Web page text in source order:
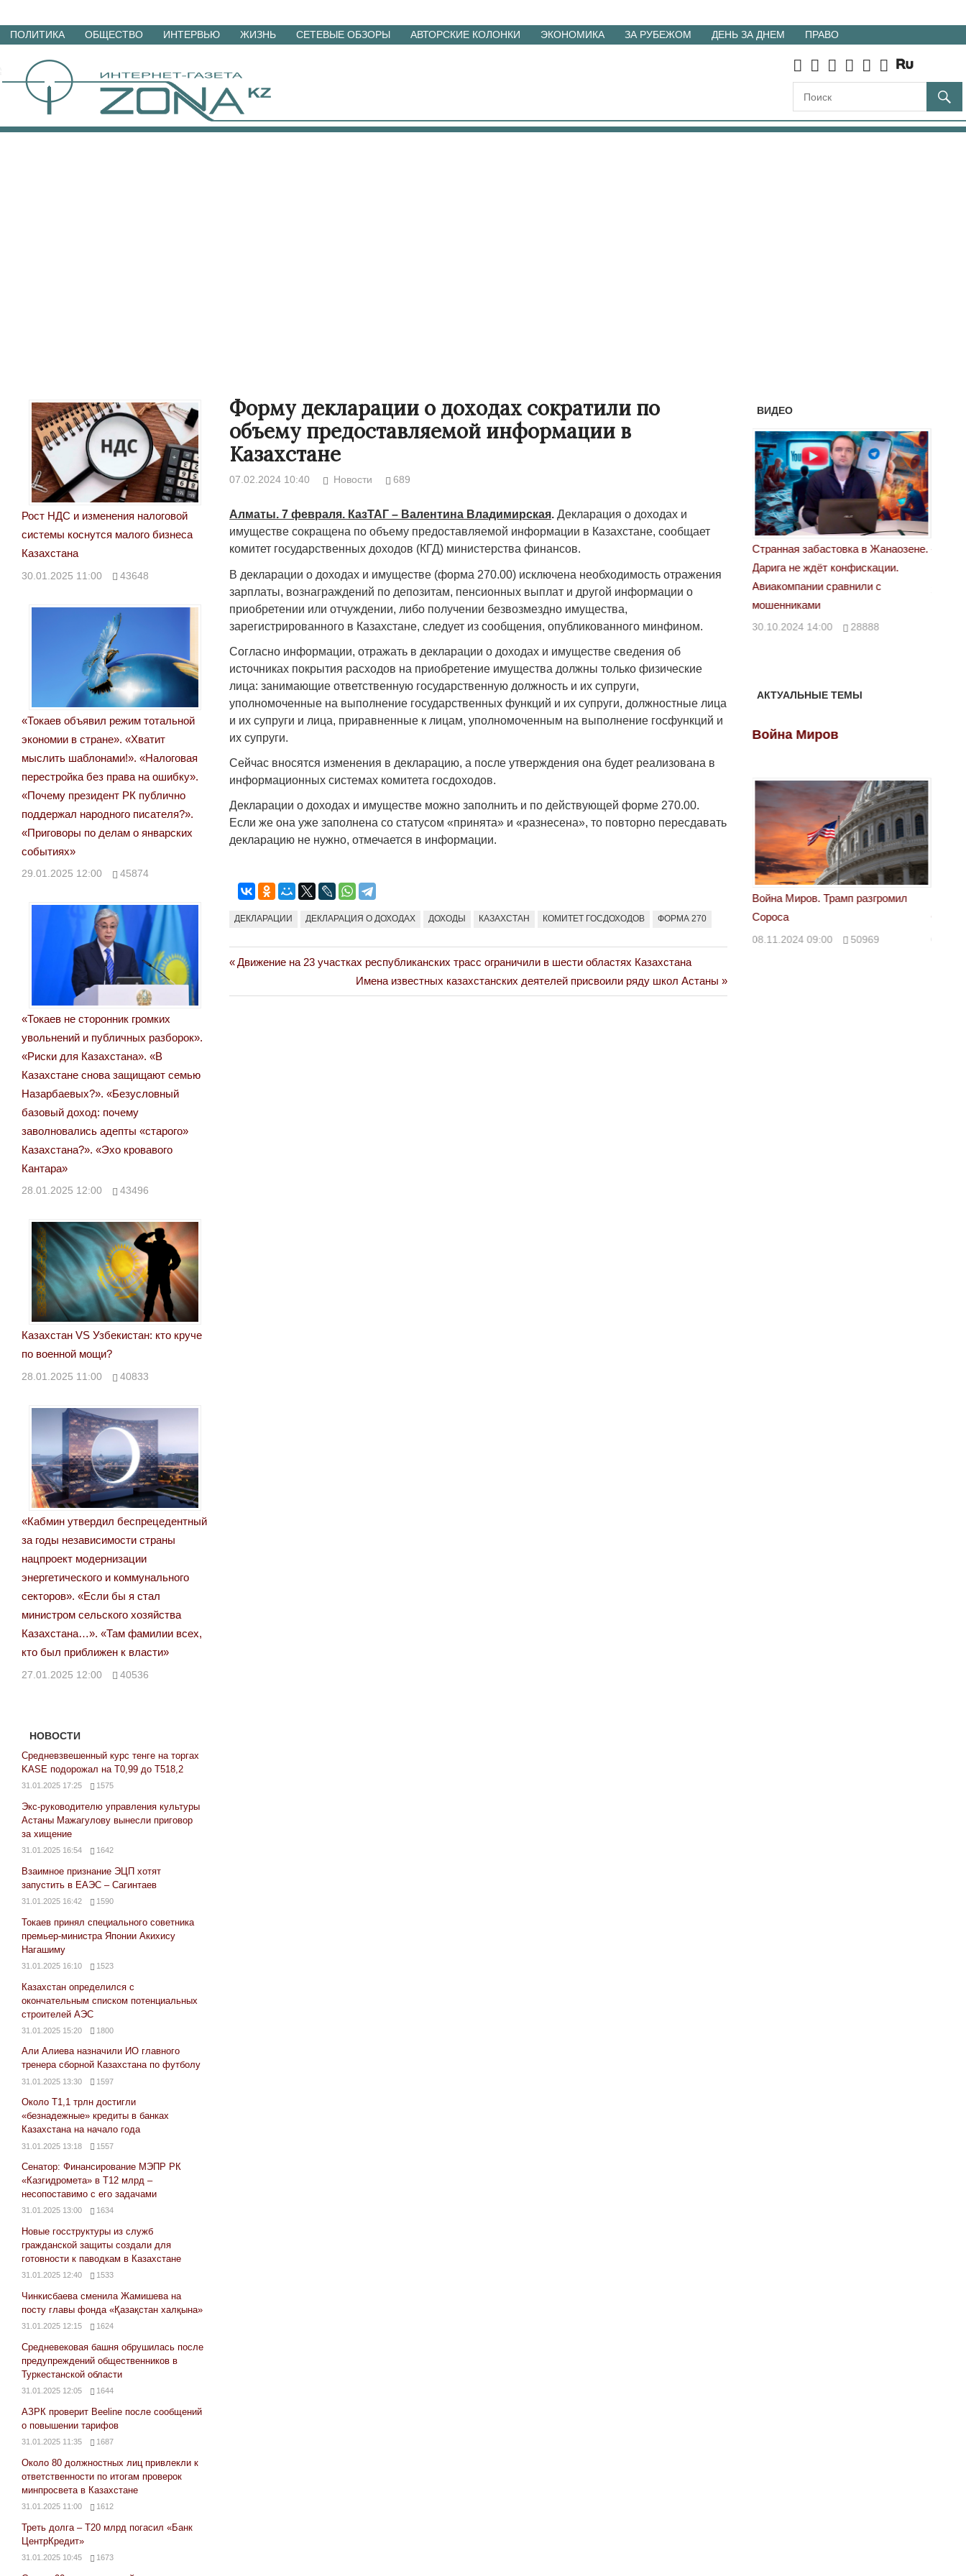
Перейти
материалам
ПОЛИТИКА ОБЩЕСТВО ИНТЕРВЬЮ ЖИЗНЬ СЕТЕВЫЕ ОБЗОРЫ АВТОРСКИЕ КОЛОНКИ ЭКОНОМИКА ЗА РУБЕЖОМ ДЕНЬ ЗА ДНЕМ ПРАВО
Форму декларации о доходах сократили по
объему предоставляемой информации в
Казахстане
07.02.2024 10:40 Новости 689
Алматы. 7 февраля. КазТАГ – Валентина Владимирская. Декларация о доходах и
имуществе сокращена по объему предоставляемой информации в Казахстане, сообщает
комитет государственных доходов (КГД) министерства финансов.
В декларации о доходах и имуществе (форма 270.00) исключена необходимость отражения
зарплаты, вознаграждений по депозитам, пенсионных выплат и другой информации о
приобретении или отчуждении, либо получении безвозмездно имущества,
зарегистрированного в Казахстане, следует из сообщения, опубликованного минфином.
Согласно информации, отражать в декларации о доходах и имуществе сведения об
источниках покрытия расходов на приобретение имущества должны только физические
лица: занимающие ответственную государственную должность и их супруги,
уполномоченные на выполнение государственных функций и их супруги, должностные лица
и их супруги и лица, приравненные к лицам, уполномоченным на выполнение госфункций и
их супруги.
Сейчас вносятся изменения в декларацию, а после утверждения она будет реализована в
информационных системах комитета госдоходов.
Декларации о доходах и имуществе можно заполнить и по действующей форме 270.00.
Если же она уже заполнена со статусом «принята» и «разнесена», то повторно пересдавать
декларацию не нужно, отмечается в информации.
ДЕКЛАРАЦИИ ДЕКЛАРАЦИЯ О ДОХОДАХ ДОХОДЫ КАЗАХСТАН КОМИТЕТ ГОСДОХОДОВ ФОРМА 270
Навигация
по
Previous
Движение на 23 участках республиканских трасс ограничили в шести областях Казахстана
Next
Post:
Имена известных казахстанских деятелей присвоили ряду школ Астаны
Рост НДС и изменения налоговой
системы коснутся малого бизнеса
Казахстана
30.01.2025 11:00 43648
«Токаев объявил режим тотальной
экономии в стране». «Хватит
мыслить шаблонами!». «Налоговая
перестройка без права на ошибку».
«Почему президент РК публично
поддержал народного писателя?».
«Приговоры по делам о январских
событиях»
29.01.2025 12:00 45874
«Токаев не сторонник громких
увольнений и публичных разборок».
«Риски для Казахстана». «В
Казахстане снова защищают семью
Назарбаевых?». «Безусловный
базовый доход: почему
заволновались адепты «старого»
Казахстана?». «Эхо кровавого
Кантара»
28.01.2025 12:00 43496
Казахстан VS Узбекистан: кто круче
по военной мощи?
28.01.2025 11:00 40833
«Кабмин утвердил беспрецедентный
за годы независимости страны
нацпроект модернизации
энергетического и коммунального
секторов». «Если бы я стал
министром сельского хозяйства
Казахстана…». «Там фамилии всех,
кто был приближен к власти»
27.01.2025 12:00 40536
НОВОСТИ
Средневзвешенный курс тенге на торгах
KASE подорожал на Т0,99 до Т518,2
31.01.2025 17:25 1575
Экс-руководителю управления культуры
Астаны Мажагулову вынесли приговор
за хищение
31.01.2025 16:54 1642
Взаимное признание ЭЦП хотят
запустить в ЕАЭС – Сагинтаев
31.01.2025 16:42 1590
Токаев принял специального советника
премьер-министра Японии Акихису
Нагашиму
31.01.2025 16:10 1523
Казахстан определился с
окончательным списком потенциальных
строителей АЭС
31.01.2025 15:20 1800
Али Алиева назначили ИО главного
тренера сборной Казахстана по футболу
31.01.2025 13:30 1597
Около Т1,1 трлн достигли
«безнадежные» кредиты в банках
Казахстана на начало года
31.01.2025 13:18 1557
Сенатор: Финансирование МЭПР РК
«Казгидромета» в Т12 млрд –
несопоставимо с его задачами
31.01.2025 13:00 1634
Новые госструктуры из служб
гражданской защиты создали для
готовности к паводкам в Казахстане
31.01.2025 12:40 1533
Чинкисбаева сменила Жамишева на
посту главы фонда «Қазақстан халқына»
31.01.2025 12:15 1624
Средневековая башня обрушилась после
предупреждений общественников в
Туркестанской области
31.01.2025 12:05 1644
АЗРК проверит Beeline после сообщений
о повышении тарифов
31.01.2025 11:35 1687
Около 80 должностных лиц привлекли к
ответственности по итогам проверок
минпросвета в Казахстане
31.01.2025 11:00 1612
Треть долга – Т20 млрд погасил «Банк
ЦентрКредит»
31.01.2025 10:45 1673
ВИДЕО
Народ выбрал свет
17.10.2024 17:00 29972
Странная забастовка в Жанаозене.
Дарига не ждёт конфискации.
Авиакомпании сравнили с
мошенниками
30.10.2024 14:00 28888
«Новый Казахстан не говорит всей
правды»
29.10.2024 09:00 39623
АКТУАЛЬНЫЕ ТЕМЫ
Сороса
Война Миров
Война Миров. Трамп разгромил
Сороса
08.11.2024 09:00 50969